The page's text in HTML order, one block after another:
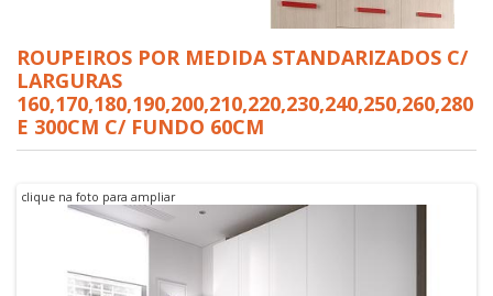
Roupeiro
ROUPEIROS POR MEDIDA STANDARIZADOS C/
LARGURAS
160,170,180,190,200,210,220,230,240,250,260,280
E 300CM C/ FUNDO 60CM
clique na foto para ampliar